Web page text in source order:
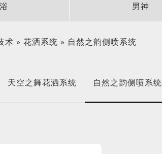
男神
术 »花洒系统 » 自然之韵侧喷系统
天空之舞花洒系统 自然之韵侧喷系统